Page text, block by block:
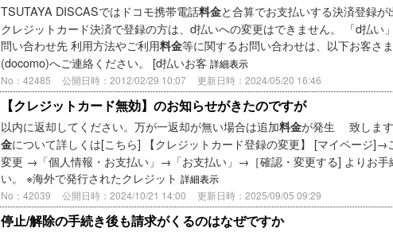
TSUTAYA DISCASではドコモ携帯電話料金と合算でお支払いする決済登録
クレジットカード決済で登録の方は、d払いへの変更はできません。 「d払い
問い合わせ先 利用方法やご利用料金等に関するお問い合わせは、以下お客さ
(docomo)へご連絡ください。 [d払いお客 詳細表示
No：42485 公開日時：2012/02/29 10:07 更新日時：2024/05/20 16:46
【クレジットカード無効】のお知らせがきたのですが
以内に返却してください。万が一返却が無い場合は追加料金が発生 致しま
金について詳しくは[こちら] 【クレジットカード登録の変更】 [マイページ]→
変更 →「個人情報・お支払い」→「お支払い」→［確認・変更する] よりお手
い。 ※海外で発行されたクレジット 詳細表示
No：42039 公開日時：2024/10/21 14:00 更新日時：2025/09/05 09:29
停止/解除の手続き後も請求がくるのはなぜですか